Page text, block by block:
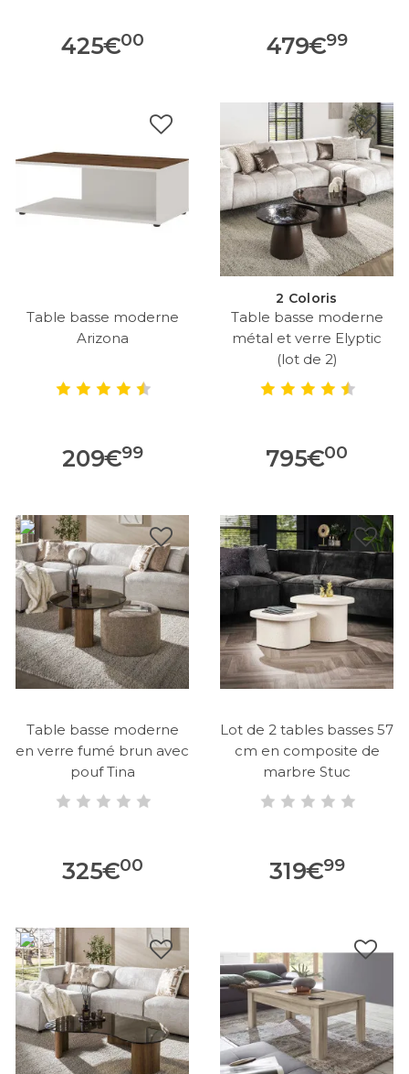
425€00 479€99
Table basse moderne
Arizona
209€99
2 Coloris
Table basse moderne
métal et verre Elyptic
(lot de 2)
795€00
Table basse moderne
en verre fumé brun avec
pouf Tina
325€00
Lot de 2 tables basses 57
cm en composite de
marbre Stuc
319€99